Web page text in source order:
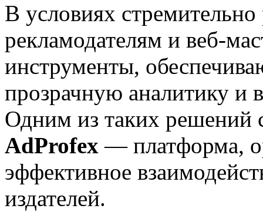
В условиях
рекламодателям и веб-
инструменты,
прозрачную аналитику и
Одним из таких решений
AdProfex — платформа,
эффективное
издателей.